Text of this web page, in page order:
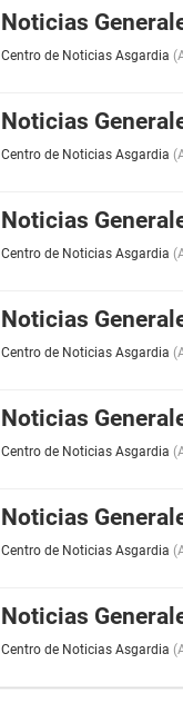
Noticias
Centro de Noticias Asgardia (
Noticias
Centro de Noticias Asgardia (
Noticias
Centro de Noticias Asgardia (
Noticias
Centro de Noticias Asgardia (
Noticias
Centro de Noticias Asgardia (
Noticias
Centro de Noticias Asgardia (
Noticias
Centro de Noticias Asgardia (